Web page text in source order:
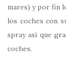
mares) y por fin
los coches con
spray así que
coches.